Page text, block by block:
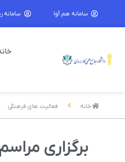
سامانه هم آوا سامانه
خانه فعالیت های فرهنگی
برگزاری